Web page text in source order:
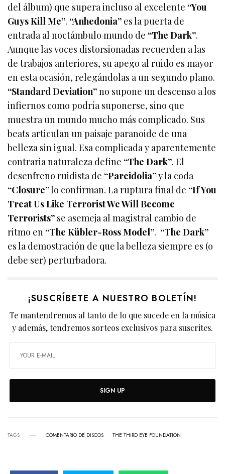
del álbum) que supera incluso al excelente “You
Guys Kill Me”. “Anhedonia” es la puerta de
entrada al noctámbulo mundo de “The Dark”.
Aunque las voces distorsionadas recuerden a las
de trabajos anteriores, su apego al ruido es mayor
en esta ocasión, relegándolas a un segundo plano.
“Standard Deviation”no supone un descenso a los
infiernos como podría suponerse, sino que
muestra un mundo mucho más complicado. Sus
beats articulan un paisaje paranoide de una
belleza sin igual. Esa complicada y aparentemente
contraria naturaleza define “The Dark”. El
desenfreno ruidista de “Pareidolia”y la coda
“Closure”lo confirman. La ruptura final de “If You
Treat Us Like Terrorist We Will Become
Terrorists” se asemeja al magistral cambio de
ritmo en “The Kübler-Ross Model”. “The Dark”
es la demostración de que la belleza siempre es (o
debe ser) perturbadora.
¡SUSCRÍBETE A NUESTRO BOLETÍN!
Te mantendremos al tanto de lo que sucede en la música
y además, tendremos sorteos exclusivos para suscrites.
SIGN UP
TAGS COMENTARIO DE DISCOS THE THIRD EYE FOUNDATION